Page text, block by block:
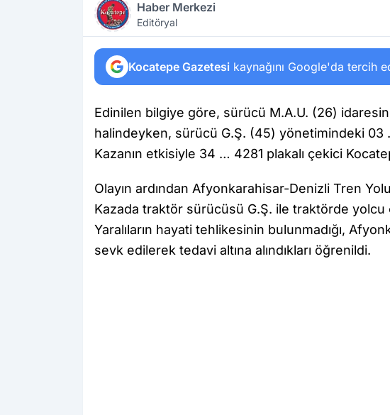
Haber Merkezi
Editöryal
Kocatepe Gazetesi kaynağını Google'da tercih
Edinilen bilgiye göre, sürücü M.A.U. (26)
halindeyken, sürücü G.Ş. (45) yönetimindeki 03
Kazanın etkisiyle 34 … 4281 plakalı çekici
Olayın ardından Afyonkarahisar-Denizli Tren
Kazada traktör sürücüsü G.Ş. ile traktörde yolcu
Yaralıların hayati tehlikesinin bulunmadığı,
sevk edilerek tedavi altına alındıkları öğrenildi.